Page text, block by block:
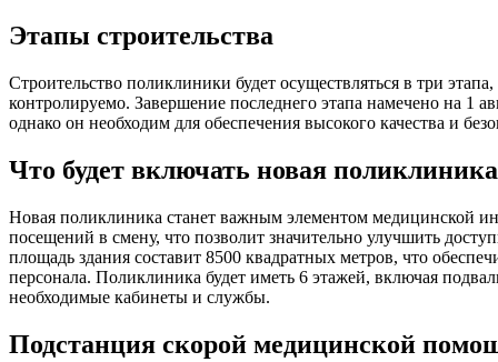
Этапы строительства
Строительство поликлиники будет осуществляться в три
контролируемо. Завершение последнего этапа намечено на 1
однако он необходим для обеспечения высокого качества и
Что будет включать новая
Новая поликлиника станет важным элементом медицинской
посещений в смену, что позволит значительно улучшить
площадь здания составит 8500 квадратных метров, что
персонала. Поликлиника будет иметь 6 этажей, включая
необходимые кабинеты и службы.
Подстанция скорой медицинской